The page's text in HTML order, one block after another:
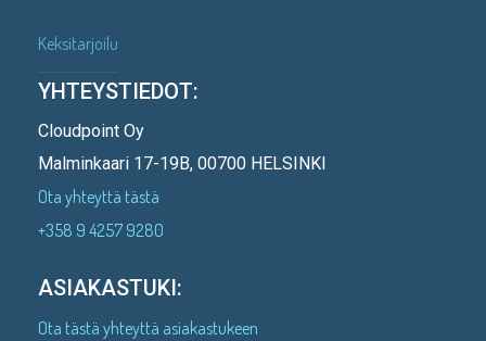
Keksitarjoilu
YHTEYSTIEDOT:
Cloudpoint Oy
Malminkaari 17-19B, 00700 HELSINKI
Ota yhteyttä tästä
+358 9 4257 9280
ASIAKASTUKI:
Ota tästä yhteyttä asiakastukeen